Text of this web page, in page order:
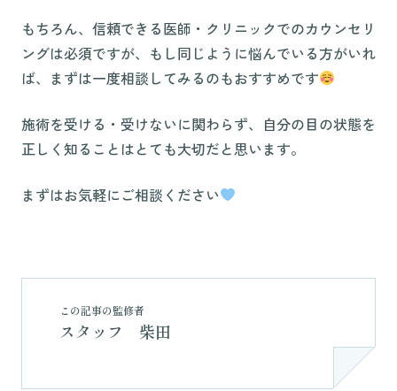
もちろん、信頼できる医師・クリニックでのカウンセリ
ングは必須ですが、もし同じように悩んでいる方がいれ
ば、まずは一度相談してみるのもおすすめです
施術を受ける・受けないに関わらず、自分の目の状態を
正しく知ることはとても大切だと思います。
まずはお気軽にご相談ください
この記事の監修者
スタッフ 柴田